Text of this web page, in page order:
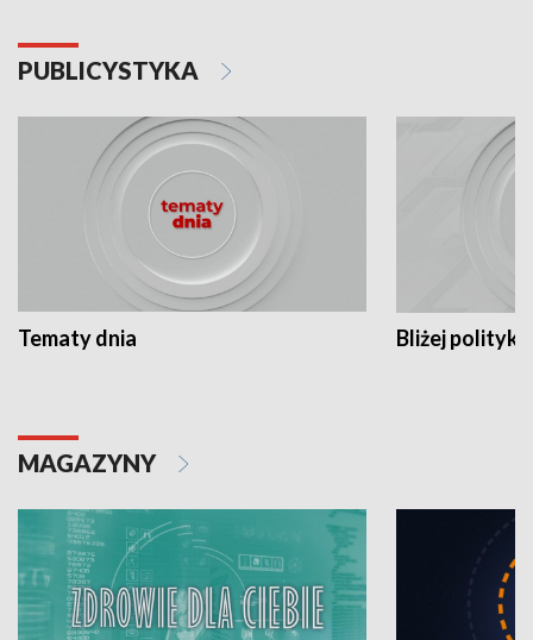
PUBLICYSTYKA
Tematy dnia Bliżej polityki
MAGAZYNY